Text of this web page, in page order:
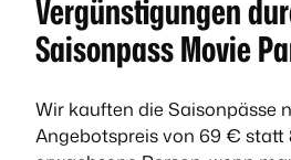
Vergünstigungen
Saisonpass Movie
Wir kauften die Saisonpässe
Angebotspreis von 69 €